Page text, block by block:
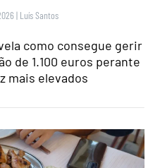
| Luís Santos
como consegue gerir
de 1.100 euros perante
mais elevados